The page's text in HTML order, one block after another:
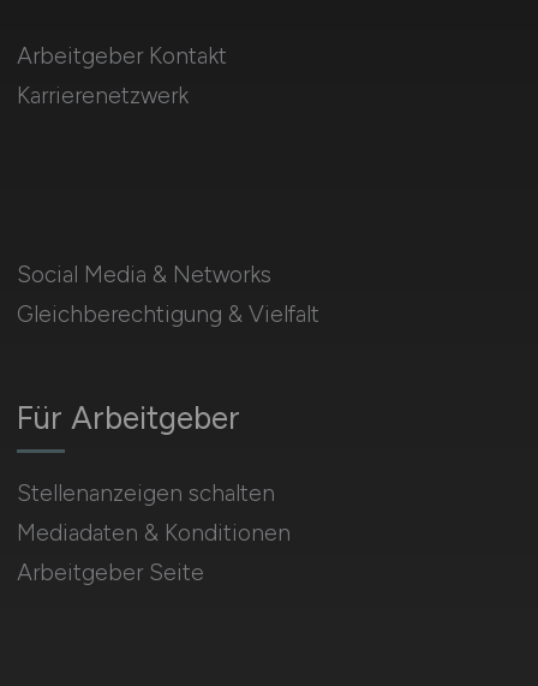
Social Media & Networks
Gleichberechtigung & Vielfalt
Für Arbeitgeber
Stellenanzeigen schalten
Mediadaten & Konditionen
Arbeitgeber Seite
Arbeitgeber Kontakt
Karrierenetzwerk